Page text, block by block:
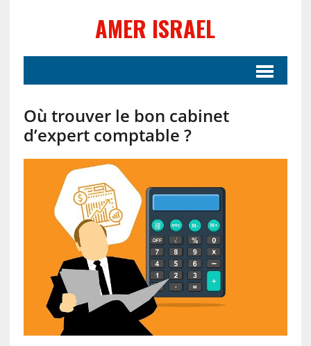
AMER ISRAEL
Où trouver le bon cabinet
d’expert comptable ?